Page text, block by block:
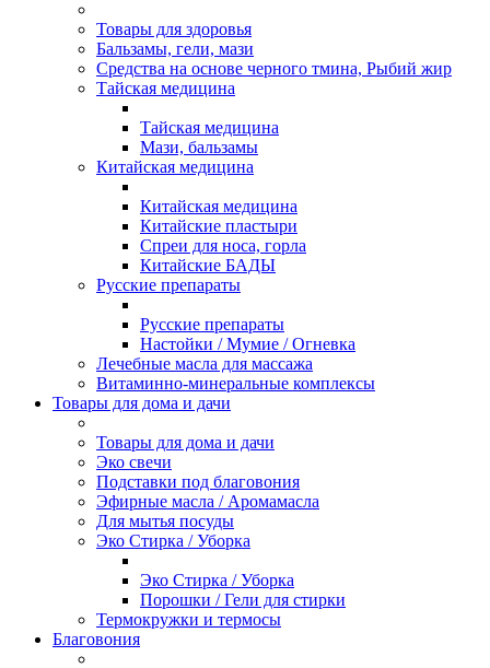
Товары для здоровья
Бальзамы, гели, мази
Средства на основе черного тмина, Рыбий жир
Тайская медицина
Тайская медицина
Мази, бальзамы
Китайская медицина
Китайская медицина
Китайские пластыри
Спреи для носа, горла
Китайские БАДЫ
Русские препараты
Русские препараты
Настойки / Мумие / Огневка
Лечебные масла для массажа
Витаминно-минеральные комплексы
Товары для дома и дачи
Товары для дома и дачи
Эко свечи
Подставки под благовония
Эфирные масла / Аромамасла
Для мытья посуды
Эко Стирка / Уборка
Эко Стирка / Уборка
Порошки / Гели для стирки
Термокружки и термосы
Благовония